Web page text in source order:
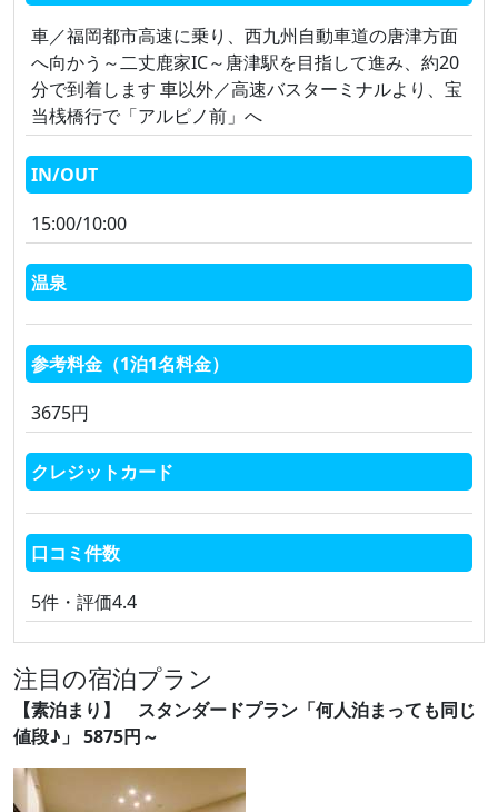
車／福岡都市高速に乗り、西九州自動車道の唐津方面
へ向かう～二丈鹿家IC～唐津駅を目指して進み、約20
分で到着します 車以外／高速バスターミナルより、宝
当桟橋行で「アルピノ前」へ
IN/OUT
15:00/10:00
温泉
参考料金（1泊1名料金）
3675円
クレジットカード
口コミ件数
5件・評価4.4
注目の宿泊プラン
【素泊まり】 スタンダードプラン「何人泊まっても同じ
値段♪」 5875円～